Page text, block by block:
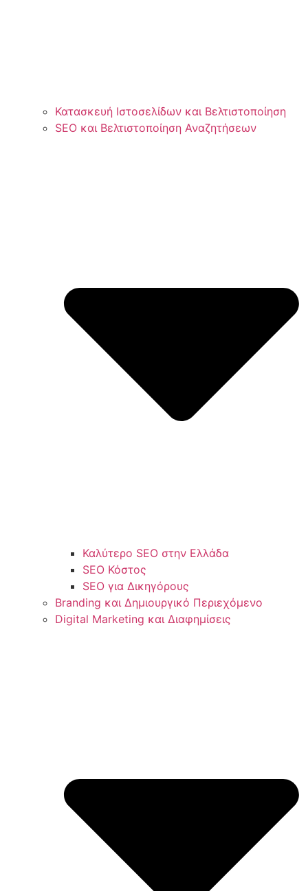
Κατασκευή Ιστοσελίδων και Βελτιστοποίηση
SEO και Βελτιστοποίηση Αναζητήσεων
Καλύτερο SEO στην Ελλάδα
SEO Κόστος
SEO για Δικηγόρους
Branding και Δημιουργικό Περιεχόμενο
Digital Marketing και Διαφημίσεις